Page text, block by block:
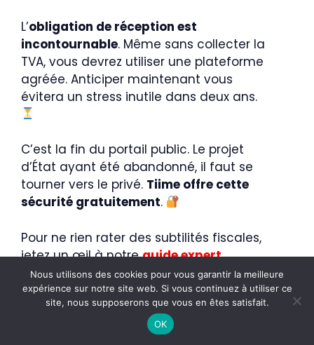
L’obligation de réception est
incontournable. Même sans collecter la
TVA, vous devrez utiliser une plateforme
agréée. Anticiper maintenant vous
évitera un stress inutile dans deux ans.
C’est la fin du portail public. Le projet
d’État ayant été abandonné, il faut se
tourner vers le privé. Tiime offre cette
sécurité gratuitement.
Pour ne rien rater des subtilités fiscales,
jetez un œil à notreguide expert
déclaration revenus LMNP.
La sérénité n’a pas de prix. Être en règle
simple et
Tiime
✓ Recommandé par InvestiMieux
Découvrir Tiime
Nous utilisons des cookies pour vous garantir la meilleure
expérience sur notre site web. Si vous continuez à utiliser ce
site, nous supposerons que vous en êtes satisfait.
OK